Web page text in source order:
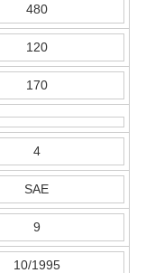
480
120
170
4
SAE
9
10/1995